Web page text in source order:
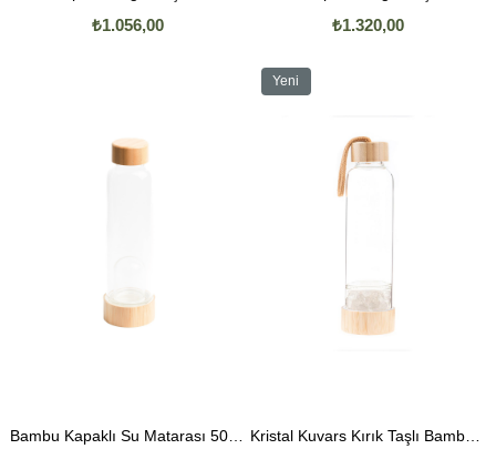
₺1.056,00 ₺1.320,00
Bambu Kapaklı Su Matarası 500 ML Kristal Kuvars Kırık Taşlı Bambu Kapaklı Su Matarası 500 ML
Yeni